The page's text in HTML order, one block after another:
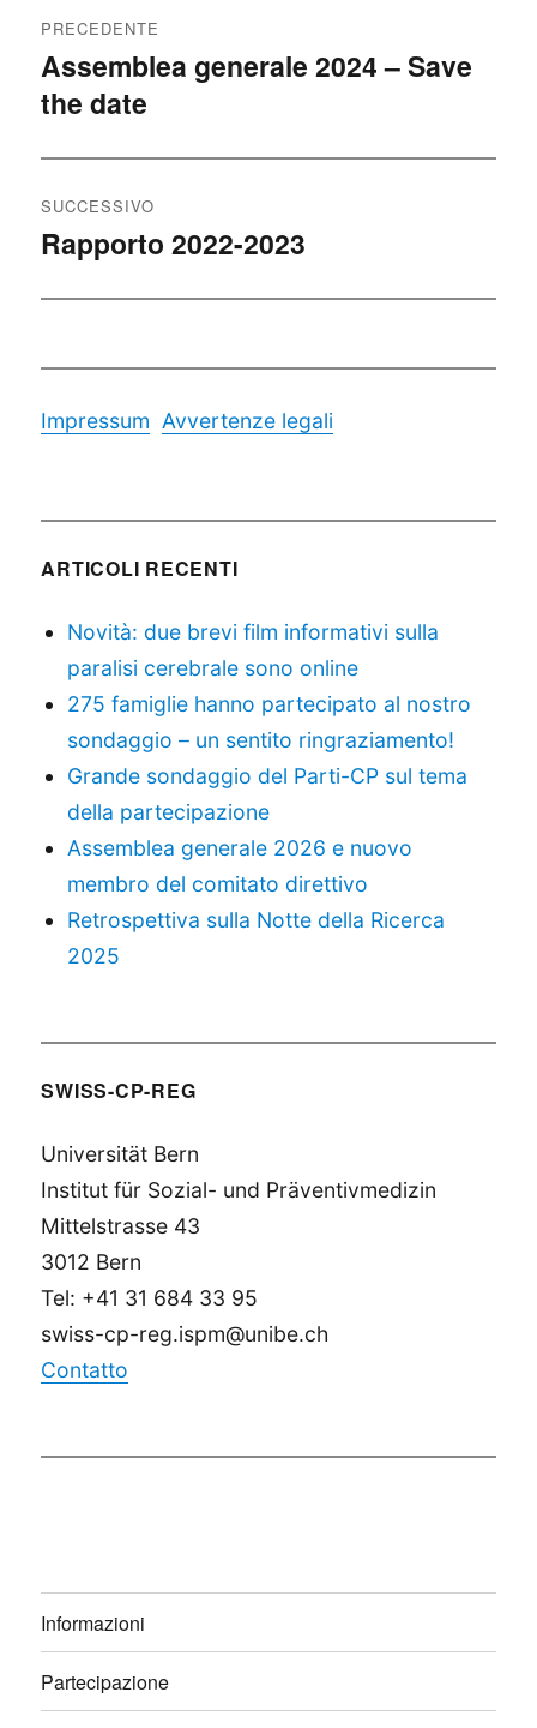
articoli
PRECEDENTE
Articolo
precedente:
Assemblea generale 2024 – Save
the date
SUCCESSIVO
Articolo
Rapporto 2022-2023
Impressum Avvertenze legali
ARTICOLI RECENTI
Novità: due brevi film informativi sulla
paralisi cerebrale sono online
275 famiglie hanno partecipato al nostro
sondaggio – un sentito ringraziamento!
Grande sondaggio del Parti-CP sul tema
della partecipazione
Assemblea generale 2026 e nuovo
membro del comitato direttivo
Retrospettiva sulla Notte della Ricerca
2025
SWISS-CP-REG
Universität Bern
Institut für Sozial- und Präventivmedizin
Mittelstrasse 43
3012 Bern
Tel: +41 31 684 33 95
swiss-cp-reg.ispm@unibe.ch
Contatto
Informazioni
Partecipazione